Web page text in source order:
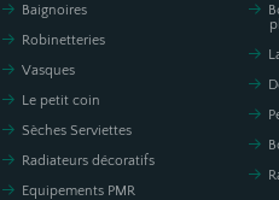
Baignoires
Robinetteries
Vasques
Le petit coin
Sèches Serviettes
Radiateurs décoratifs
Equipements PMR